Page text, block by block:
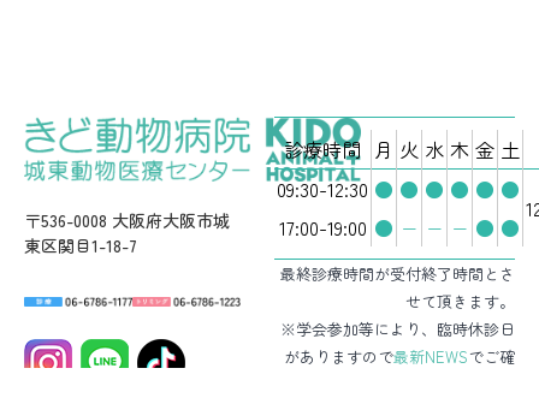
〒536-0008 大阪府大阪市城
東区関目1-18-7
診療時間 月 火 水 木 金 土
09:30-12:30 ● ● ● ● ● ●
17:00-19:00 ● − − − ● ●
最終診療時間が受付終了時間とさ
せて頂きます。
※学会参加等により、臨時休診日
がありますので最新NEWSでご確